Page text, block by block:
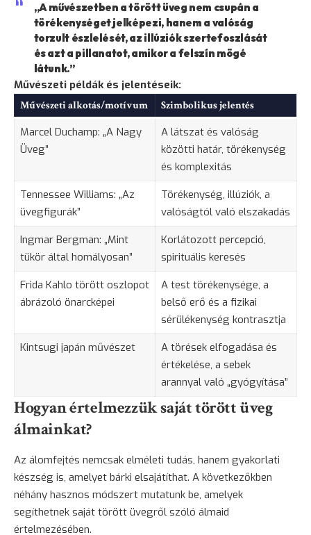
„A művészetben a törött üveg nem csupán a
törékenységet jelképezi, hanem a valóság
torzult észlelését, az illúziók szertefoszlását
és azt a pillanatot, amikor a felszín mögé
látunk.”
Művészeti példák és jelentéseik:
Művészeti alkotás/motívum Szimbolikus jelentés
Marcel Duchamp: „A Nagy
Üveg”
A látszat és valóság
közötti határ, törékenység
és komplexitás
Tennessee Williams: „Az
üvegfigurák”
Törékenység, illúziók, a
valóságtól való elszakadás
Ingmar Bergman: „Mint
tükör által homályosan”
Korlátozott percepció,
spirituális keresés
Frida Kahlo törött oszlopot
ábrázoló önarcképei
A test törékenysége, a
belső erő és a fizikai
sérülékenység kontrasztja
Kintsugi japán művészet
A törések elfogadása és
értékelése, a sebek
arannyal való „gyógyítása”
Hogyan értelmezzük saját törött üveg
álmainkat?
Az álomfejtés nemcsak elméleti tudás, hanem gyakorlati
készség is, amelyet bárki elsajátíthat. A következőkben
néhány hasznos módszert mutatunk be, amelyek
segíthetnek saját törött üvegről szóló álmaid
értelmezésében.